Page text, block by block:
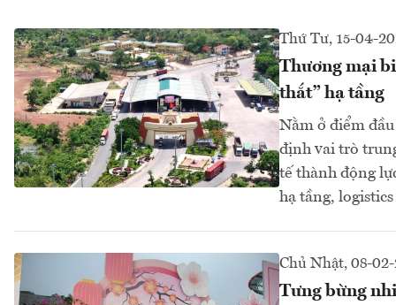
Thứ Tư, 15-04-
Thương mại
thắt” hạ tầng
Nằm ở điểm
định vai trò
tế thành động
hạ tầng,
Chủ Nhật, 08-
Tưng bừng